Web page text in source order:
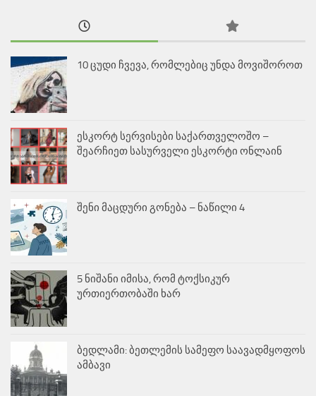
10 ცუდი ჩვევა, რომლებიც უნდა მოვიშოროთ
ესკორტ სერვისები საქართველოშო –
შეარჩიეთ სასურველი ესკორტი ონლაინ
შენი მაცდური გონება – ნაწილი 4
5 ნიშანი იმისა, რომ ტოქსიკურ
ურთიერთობაში ხარ
ბედლამი: ბეთლემის სამეფო საავადმყოფოს
ამბავი